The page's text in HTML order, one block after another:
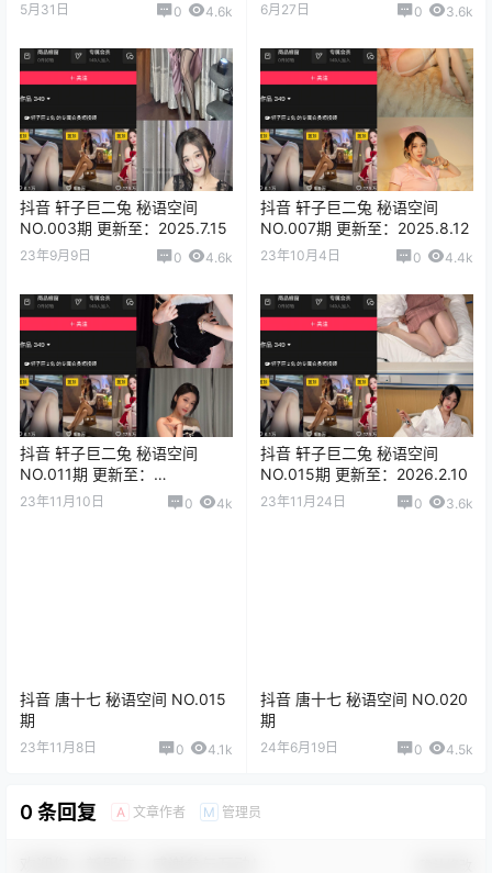
5月31日 0 4.6k 6月27日 0 3.6k
抖音 轩子巨二兔 秘语空间
NO.003期 更新至：2025.7.15
23年9月9日 0 4.6k
抖音 轩子巨二兔 秘语空间
NO.007期 更新至：2025.8.12
23年10月4日 0 4.4k
抖音 轩子巨二兔 秘语空间
NO.011期 更新至：
2025.12.02
23年11月10日 0 4k
抖音 轩子巨二兔 秘语空间
NO.015期 更新至：2026.2.10
23年11月24日 0 3.6k
抖音 唐十七 秘语空间 NO.015
期
23年11月8日 0 4.1k
抖音 唐十七 秘语空间 NO.020
期
24年6月19日 0 4.5k
0 条回复 A 文章作者 M 管理员